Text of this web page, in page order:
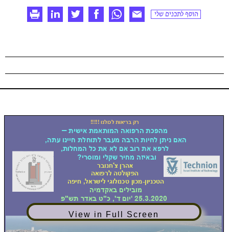
הוסף לתכנים שלי
View in Full Screen